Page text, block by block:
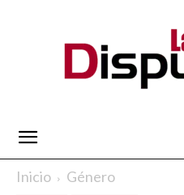
Inicio Género